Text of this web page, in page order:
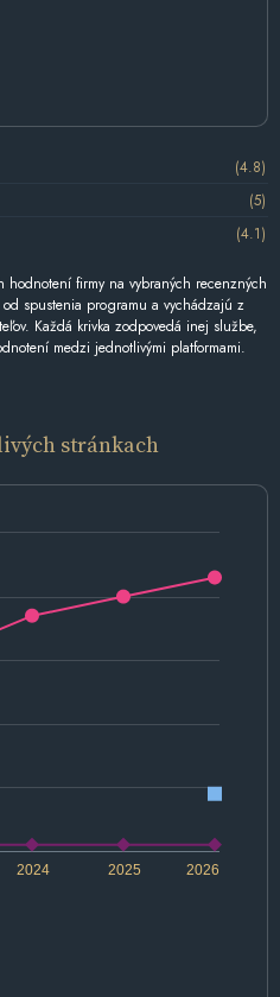
(4.8)
(5)
(4.1)
firmy na vybraných recenzných
spustenia programu a vychádzajú z
Každá krivka zodpovedá inej službe,
medzi jednotlivými platformami.
stránkach
2024 2026
2025